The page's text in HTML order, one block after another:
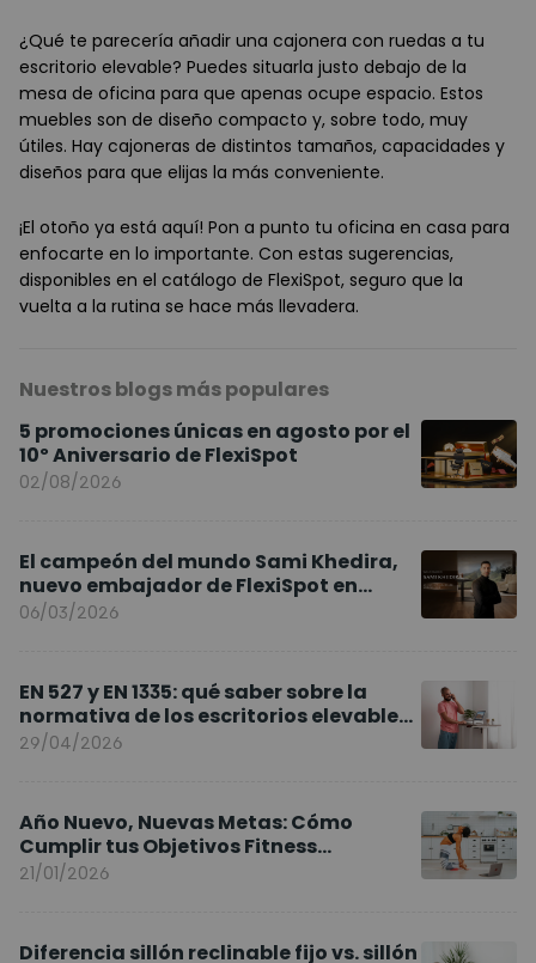
¿Qué te parecería añadir una cajonera con ruedas a tu
escritorio elevable? Puedes situarla justo debajo de la
mesa de oficina para que apenas ocupe espacio. Estos
muebles son de diseño compacto y, sobre todo, muy
útiles. Hay cajoneras de distintos tamaños, capacidades y
diseños para que elijas la más conveniente.
¡El otoño ya está aquí! Pon a punto tu oficina en casa para
enfocarte en lo importante. Con estas sugerencias,
disponibles en el catálogo de FlexiSpot, seguro que la
vuelta a la rutina se hace más llevadera.
Nuestros blogs más populares
5 promociones únicas en agosto por el
10º Aniversario de FlexiSpot
02/08/2026
El campeón del mundo Sami Khedira,
nuevo embajador de FlexiSpot en
Europa
06/03/2026
EN 527 y EN 1335: qué saber sobre la
normativa de los escritorios elevables
y sillas ergonómicas
29/04/2026
Año Nuevo, Nuevas Metas: Cómo
Cumplir tus Objetivos Fitness
Entrenando en Casa
21/01/2026
Diferencia sillón reclinable fijo vs. sillón